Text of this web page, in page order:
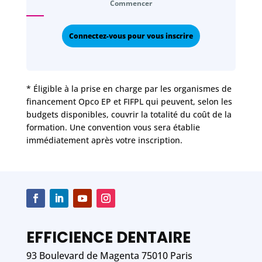
Commencer
Connectez-vous pour vous inscrire
* Éligible à la prise en charge par les organismes de
financement Opco EP et FIFPL qui peuvent, selon les
budgets disponibles, couvrir la totalité du coût de la
formation. Une convention vous sera établie
immédiatement après votre inscription.
EFFICIENCE DENTAIRE
93 Boulevard de Magenta 75010 Paris